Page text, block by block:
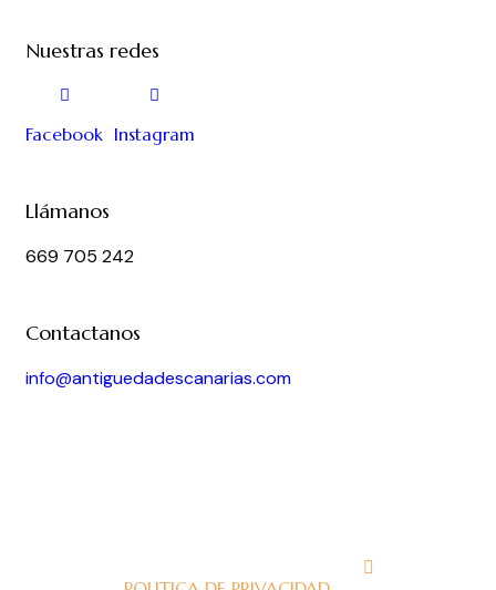
Nuestras redes
Facebook Instagram
Llámanos
669 705 242
Contactanos
info@antiguedadescanarias.com